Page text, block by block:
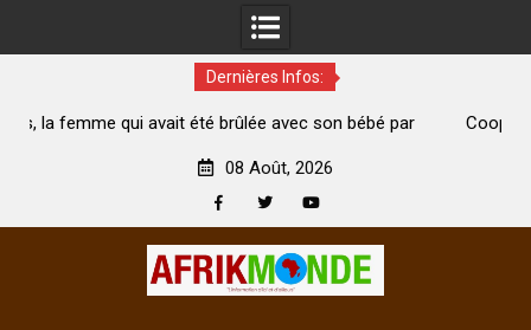
Dernières Infos:
brûlée avec son bébé par
Coopération: Le ministre Indien
08 Août, 2026